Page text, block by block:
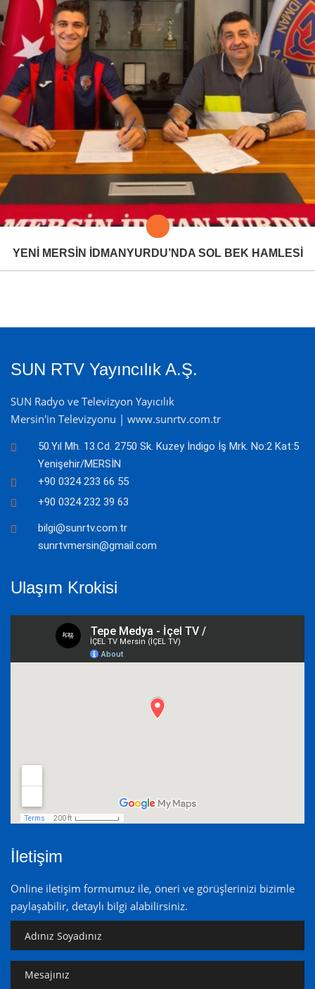
YENİ MERSİN İDMANYURDU’NDA SOL BEK HAMLESİ
SUN RTV Yayıncılık A.Ş.
SUN Radyo ve Televizyon Yayıcılık
Mersin'in Televizyonu | www.sunrtv.com.tr
50.Yıl Mh. 13.Cd. 2750 Sk. Kuzey İndigo İş Mrk. No:2 Kat:5
Yenişehir/MERSİN
+90 0324 233 66 55
+90 0324 232 39 63
bilgi@sunrtv.com.tr
sunrtvmersin@gmail.com
Ulaşım Krokisi
İletişim
Online iletişim formumuz ile, öneri ve görüşlerinizi bizimle
paylaşabilir, detaylı bilgi alabilirsiniz.